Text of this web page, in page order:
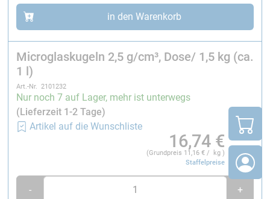
in den Warenkorb
Microglaskugeln 2,5 g/cm³, Dose/ 1,5 kg (ca.
1 l)
Art.-Nr. 2101232
Nur noch 7 auf Lager, mehr ist unterwegs
(Lieferzeit 1-2 Tage)
Artikel auf die Wunschliste
16,74 €
(Grundpreis 11,16 € / kg )
Staffelpreise
- +